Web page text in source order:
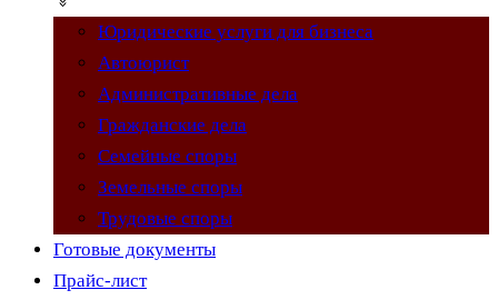
Юридические услуги для бизнеса
Автоюрист
Административные дела
Гражданские дела
Семейные споры
Земельные споры
Трудовые споры
Готовые документы
Прайс-лист